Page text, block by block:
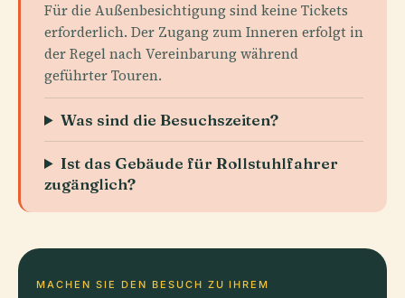
Für die Außenbesichtigung sind keine Tickets
erforderlich. Der Zugang zum Inneren erfolgt in
der Regel nach Vereinbarung während
geführter Touren.
Was sind die Besuchszeiten?
Ist das Gebäude für Rollstuhlfahrer
zugänglich?
MACHEN SIE DEN BESUCH ZU IHREM